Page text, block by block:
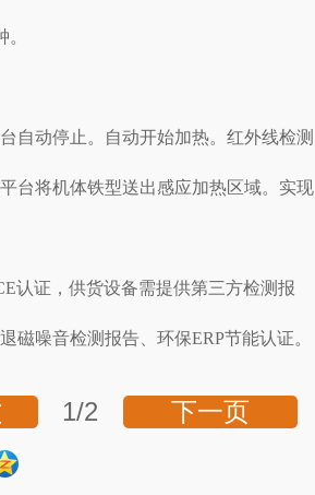
自动停止。自动开始加热。红外线检测
台将机体铁型送出感应加热区域。实现
认证，供货设备需提供第三方检测报
磁噪音检测报告、环保ERP节能认证。
1/2 下一页